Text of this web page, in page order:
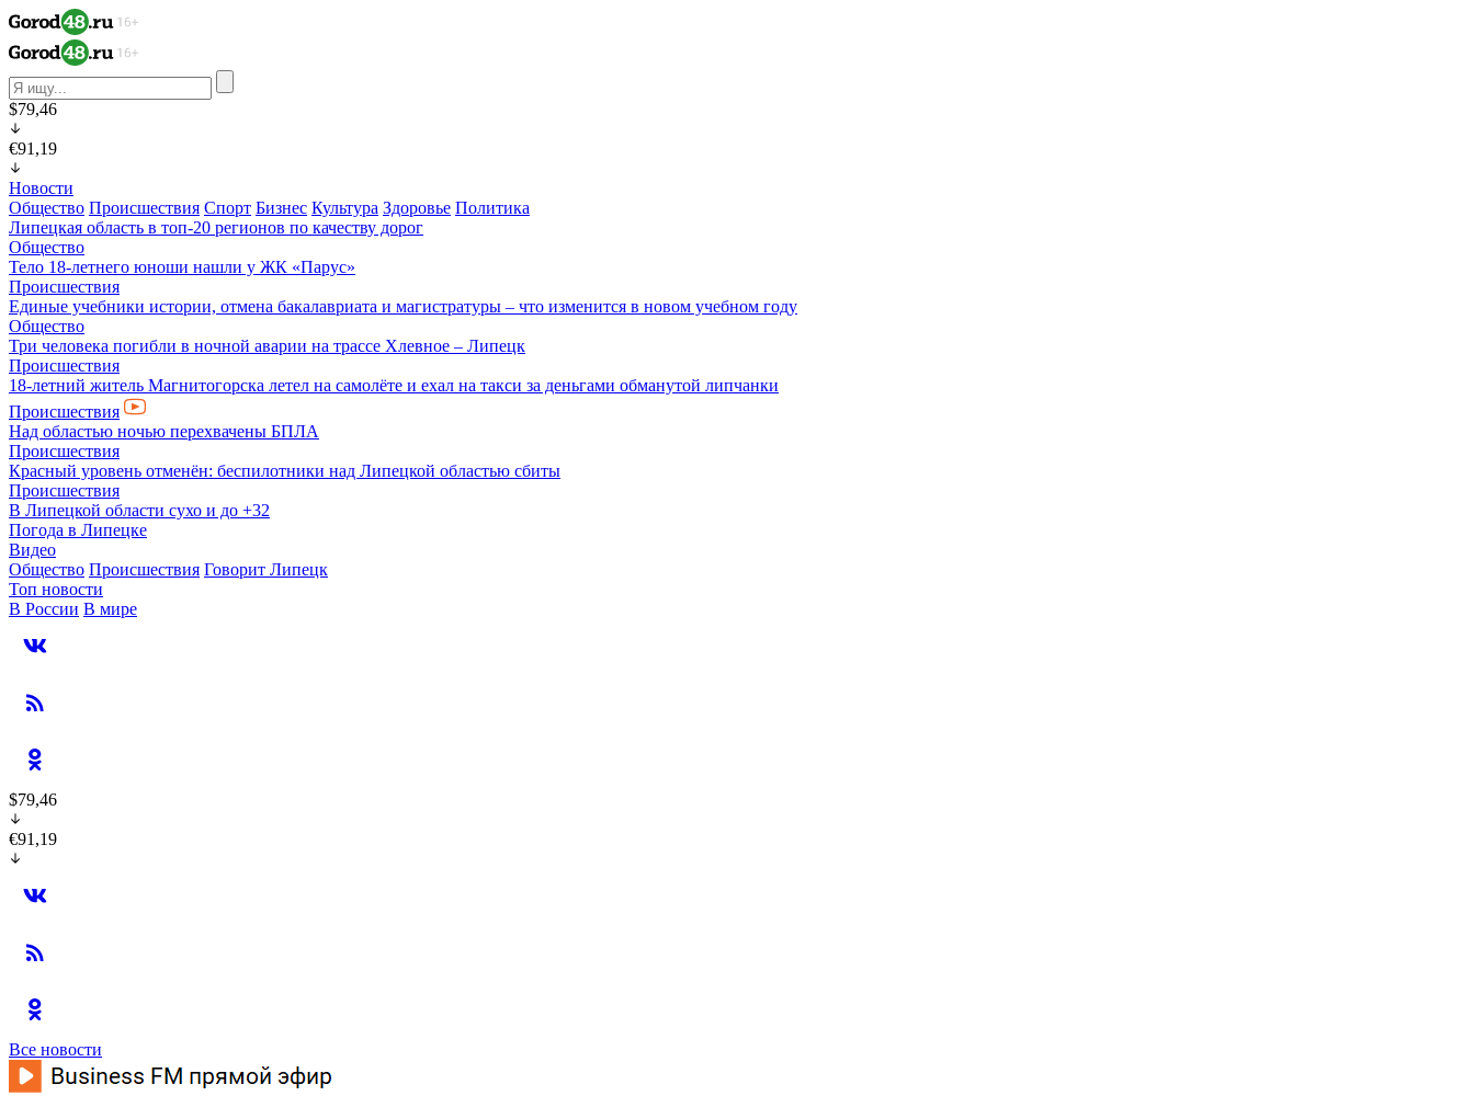
$79,46
€91,19
Новости
Общество Происшествия Спорт Бизнес Культура Здоровье Политика
Липецкая область в топ-20 регионов по качеству дорог
Общество
Тело 18-летнего юноши нашли у ЖК «Парус»
Происшествия
Единые учебники истории, отмена бакалавриата и магистратуры – что изменится в новом учебном году
Общество
Три человека погибли в ночной аварии на трассе Хлевное – Липецк
Происшествия
18-летний житель Магнитогорска летел на самолёте и ехал на такси за деньгами обманутой липчанки
Происшествия
Над областью ночью перехвачены БПЛА
Происшествия
Красный уровень отменён: беспилотники над Липецкой областью сбиты
Происшествия
В Липецкой области сухо и до +32
Погода в Липецке
Видео
Общество Происшествия Говорит Липецк
Топ новости
В России В мире
$79,46
€91,19
Все новости